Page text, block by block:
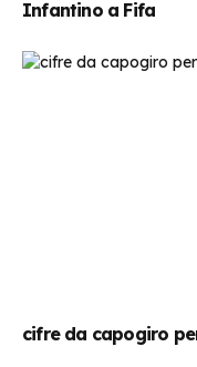
Infantino a Fifa
cifre da capogiro